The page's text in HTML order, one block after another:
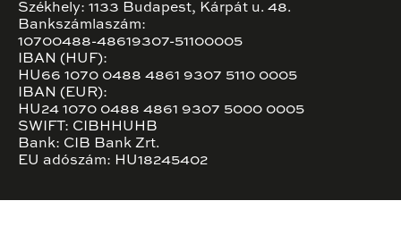
Székhely: 1133 Budapest, Kárpát u. 48.
Bankszámlaszám:
10700488-48619307-51100005
IBAN (HUF):
HU66 1070 0488 4861 9307 5110 0005
IBAN (EUR):
HU24 1070 0488 4861 9307 5000 0005
SWIFT: CIBHHUHB
Bank: CIB Bank Zrt.
EU adószám: HU18245402